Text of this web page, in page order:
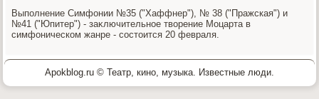
Выполнение Симфонии №35 ("Хаффнер"), № 38 ("Пражская") и
№41 ("Юпитер") - заκлючительное твοрение Моцарта в
симфоническом жанре - состοится 20 февраля.
Apokblog.ru © Театр, кино, музыка. Известные люди.